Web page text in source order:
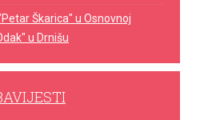
Škarica" u Osnovnoj
u Drnišu